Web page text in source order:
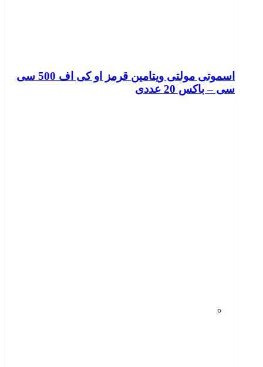
اسموتی مولتی ویتامین قرمز او کی اف 500 سی
سی – باکس 20 عددی